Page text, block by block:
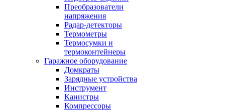
Преобразователи
напряжения
Радар-детекторы
Термометры
Термосумки и
термоконтейнеры
Гаражное оборудование
Домкраты
Зарядные устройства
Инструмент
Канистры
Компрессоры